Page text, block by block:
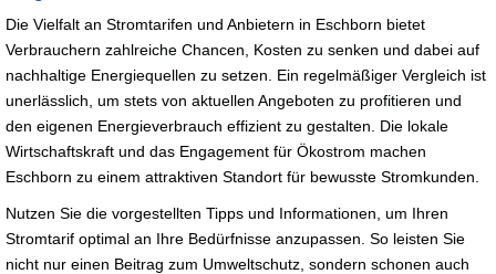
Die Vielfalt an Stromtarifen und Anbietern in Eschborn bietet
Verbrauchern zahlreiche Chancen, Kosten zu senken und dabei auf
nachhaltige Energiequellen zu setzen. Ein regelmäßiger Vergleich ist
unerlässlich, um stets von aktuellen Angeboten zu profitieren und
den eigenen Energieverbrauch effizient zu gestalten. Die lokale
Wirtschaftskraft und das Engagement für Ökostrom machen
Eschborn zu einem attraktiven Standort für bewusste Stromkunden.
Nutzen Sie die vorgestellten Tipps und Informationen, um Ihren
Stromtarif optimal an Ihre Bedürfnisse anzupassen. So leisten Sie
nicht nur einen Beitrag zum Umweltschutz, sondern schonen auch